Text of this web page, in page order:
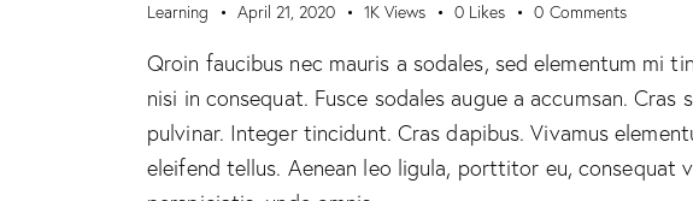
Learning April 21, 2020 1K Views 0 Likes 0 Comments
Qroin faucibus nec mauris a sodales, sed elementum mi
nisi in consequat. Fusce sodales augue a accumsan.
pulvinar. Integer tincidunt. Cras dapibus. Vivamus
eleifend tellus. Aenean leo ligula, porttitor eu, consequat